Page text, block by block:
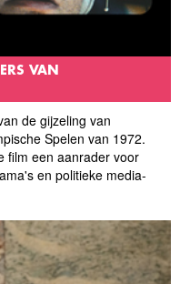
VAN
de gijzeling van
Spelen van 1972.
film een aanrader voor
en politieke media-